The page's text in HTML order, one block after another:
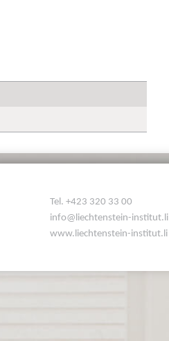
Tel. +423 320 33 00
info@liechtenstein-institut.li
www.liechtenstein-institut.li